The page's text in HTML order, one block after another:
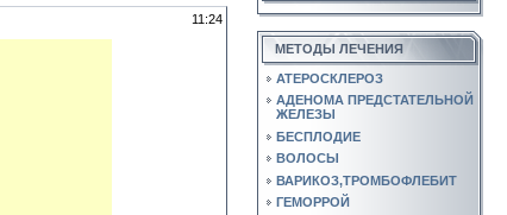
11:24
МЕТОДЫ ЛЕЧЕНИЯ
АТЕРОСКЛЕРОЗ
АДЕНОМА ПРЕДСТАТЕЛЬНОЙ
ЖЕЛЕЗЫ
БЕСПЛОДИЕ
ВОЛОСЫ
ВАРИКОЗ,ТРОМБОФЛЕБИТ
ГЕМОРРОЙ